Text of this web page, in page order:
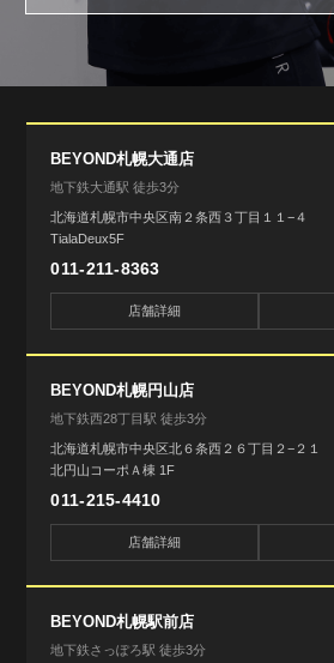
BEYOND札幌大通店
地下鉄大通駅 徒歩3分
北海道札幌市中央区南２条西３丁目１１−４
TialaDeux5F
011-211-8363
店舗詳細
BEYOND札幌円山店
地下鉄西28丁目駅 徒歩3分
北海道札幌市中央区北６条西２６丁目２−２１
北円山コーポＡ棟 1F
011-215-4410
店舗詳細
BEYOND札幌駅前店
地下鉄さっぽろ駅 徒歩3分